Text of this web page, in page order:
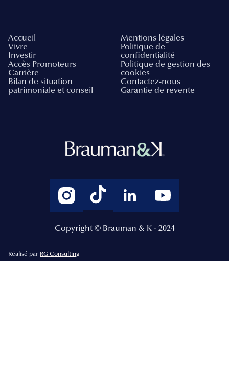
Accueil
Vivre
Investir
Accès Promoteurs
Carrière
Bilan de situation
patrimoniale et conseil
Mentions légales
Politique de
confidentialité
Politique de gestion des
cookies
Contactez-nous
Garantie de revente
Copyright © Brauman & K - 2024
Réalisé par RG Consulting